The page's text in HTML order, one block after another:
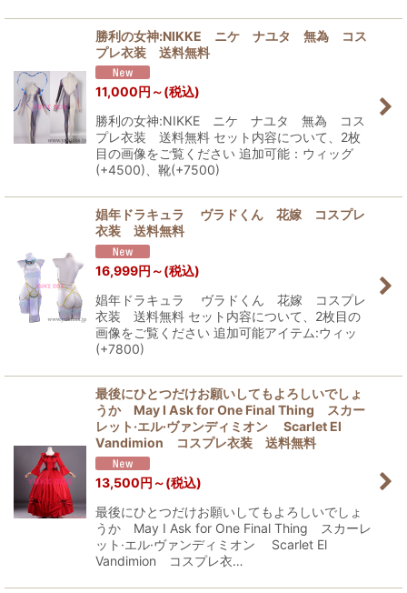
勝利の女神:NIKKE ニケ ナユタ 無為 コス
プレ衣装 送料無料
11,000円 ～(税込)
勝利の女神:NIKKE ニケ ナユタ 無為 コス
プレ衣装 送料無料 セット内容について、2枚
目の画像をご覧ください 追加可能：ウィッグ
(+4500)、靴(+7500)
娼年ドラキュラ ヴラドくん 花嫁 コスプレ
衣装 送料無料
16,999円 ～(税込)
娼年ドラキュラ ヴラドくん 花嫁 コスプレ
衣装 送料無料 セット内容について、2枚目の
画像をご覧ください 追加可能アイテム:ウィッ
(+7800)
最後にひとつだけお願いしてもよろしいでしょ
うか May I Ask for One Final Thing スカー
レット·エル·ヴァンディミオン Scarlet El
Vandimion コスプレ衣装 送料無料
13,500円 ～(税込)
最後にひとつだけお願いしてもよろしいでしょ
うか May I Ask for One Final Thing スカーレ
ット·エル·ヴァンディミオン Scarlet El
Vandimion コスプレ衣…